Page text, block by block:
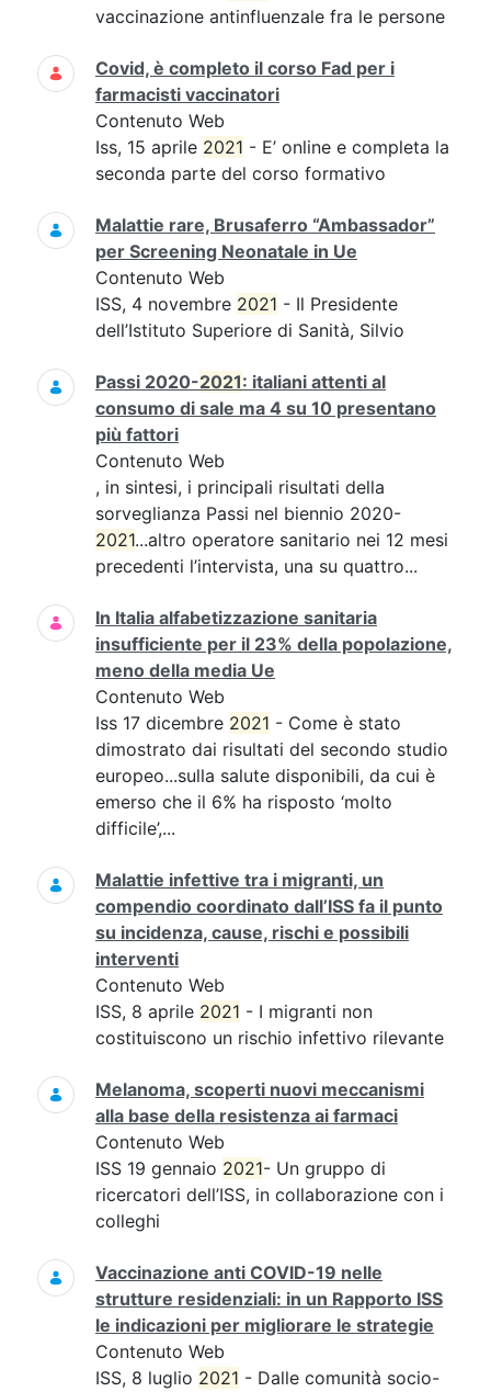
vaccinazione antinfluenzale fra le persone
Covid, è completo il corso Fad per i
farmacisti vaccinatori
Contenuto Web
Iss, 15 aprile 2021 - E’ online e completa la
seconda parte del corso formativo
Malattie rare, Brusaferro “Ambassador”
per Screening Neonatale in Ue
Contenuto Web
ISS, 4 novembre 2021 - Il Presidente
dell’Istituto Superiore di Sanità, Silvio
Passi 2020-2021: italiani attenti al
consumo di sale ma 4 su 10 presentano
più fattori
Contenuto Web
, in sintesi, i principali risultati della
sorveglianza Passi nel biennio 2020-
2021...altro operatore sanitario nei 12 mesi
precedenti l’intervista, una su quattro...
In Italia alfabetizzazione sanitaria
insufficiente per il 23% della popolazione,
meno della media Ue
Contenuto Web
Iss 17 dicembre 2021 - Come è stato
dimostrato dai risultati del secondo studio
europeo...sulla salute disponibili, da cui è
emerso che il 6% ha risposto ‘molto
difficile’,...
Malattie infettive tra i migranti, un
compendio coordinato dall’ISS fa il punto
su incidenza, cause, rischi e possibili
interventi
Contenuto Web
ISS, 8 aprile 2021 - I migranti non
costituiscono un rischio infettivo rilevante
Melanoma, scoperti nuovi meccanismi
alla base della resistenza ai farmaci
Contenuto Web
ISS 19 gennaio 2021- Un gruppo di
ricercatori dell’ISS, in collaborazione con i
colleghi
Vaccinazione anti COVID-19 nelle
strutture residenziali: in un Rapporto ISS
le indicazioni per migliorare le strategie
Contenuto Web
ISS, 8 luglio 2021 - Dalle comunità socio-